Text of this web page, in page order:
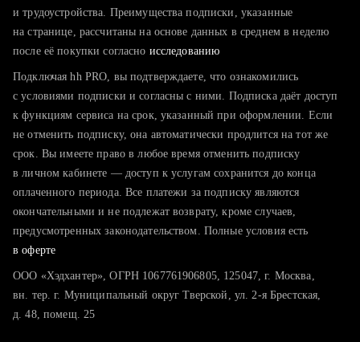
тратите много времени на поиск и вручную поднимаете
хотите сравнить себя с конкурентами и оценить шансы
и трудоустройства. Преимущества подписки, указанные
на странице, рассчитаны на основе данных в среднем в неделю
после её покупки согласно исследованию
Подключая hh PRO, вы подтверждаете, что ознакомились
с условиями подписки и согласны с ними. Подписка даёт доступ
к функциям сервиса на срок, указанный при оформлении. Если
не отменить подписку, она автоматически продлится на тот же
срок. Вы имеете право в любое время отменить подписку
в личном кабинете — доступ к услугам сохранится до конца
оплаченного периода. Все платежи за подписку являются
окончательными и не подлежат возврату, кроме случаев,
предусмотренных законодательством. Полные условия есть
в оферте
ООО «Хэдхантер», ОГРН 1067761906805, 125047, г. Москва,
вн. тер. г. Муниципальный округ Тверской, ул. 2-я Брестская,
д. 48, помещ. 25